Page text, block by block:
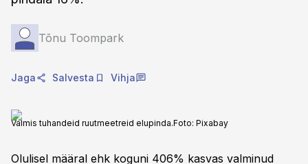
Tõnu Toompark
Jaga Salvesta Vihja
Valmis tuhandeid ruutmeetreid elupinda.Foto: Pixabay
Olulisel määral ehk koguni 406% kasvas valminud